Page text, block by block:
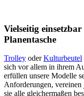
Vielseitig
Planentasche
Trolley oderKulturbeutel
sich vor allem in ihrem
erfüllen unsere Modelle
Anforderungen, vereinen
sie alle gleichermaßen